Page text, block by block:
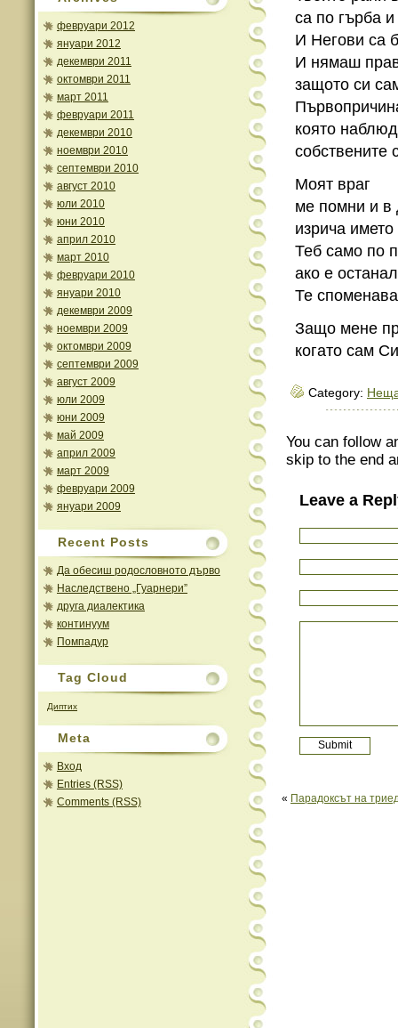
февруари 2012
януари 2012
декември 2011
октомври 2011
март 2011
февруари 2011
декември 2010
ноември 2010
септември 2010
август 2010
юли 2010
юни 2010
април 2010
март 2010
февруари 2010
януари 2010
декември 2009
ноември 2009
октомври 2009
септември 2009
август 2009
юли 2009
юни 2009
май 2009
април 2009
март 2009
февруари 2009
януари 2009
Recent Posts
Да обесиш родословното дърво
Наследствено „Гуарнери”
друга диалектика
континуум
Помпадур
Tag Cloud
Диптих
Meta
Вход
Entries (RSS)
Comments (RSS)
са по гърба
И Негови са
И нямаш
защото си
която
собствените
Моят враг
ме помни и в
изрича
Теб само по
ако е
Те
Защо мене
когато сам
Category:
You can follow
skip to the end
Leave a
« Парадоксът на